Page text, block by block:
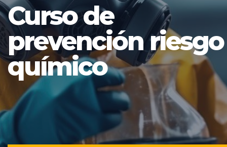
Curso de
prevención riesgo
químico